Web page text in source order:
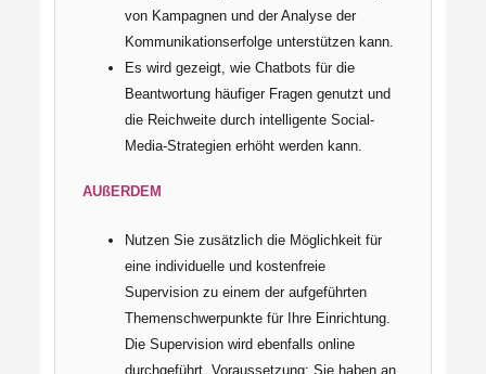
von Kampagnen und der Analyse der
Kommunikationserfolge unterstützen kann.
Es wird gezeigt, wie Chatbots für die
Beantwortung häufiger Fragen genutzt und
die Reichweite durch intelligente Social-
Media-Strategien erhöht werden kann.
AUßERDEM
Nutzen Sie zusätzlich die Möglichkeit für
eine individuelle und kostenfreie
Supervision zu einem der aufgeführten
Themenschwerpunkte für Ihre Einrichtung.
Die Supervision wird ebenfalls online
durchgeführt. Voraussetzung: Sie haben an